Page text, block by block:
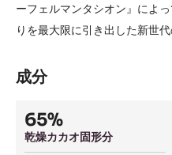
ーフェルマンタシオン』によ
りを最大限に引き出した新世代
成分
Composition
65%
乾燥カカオ固形分